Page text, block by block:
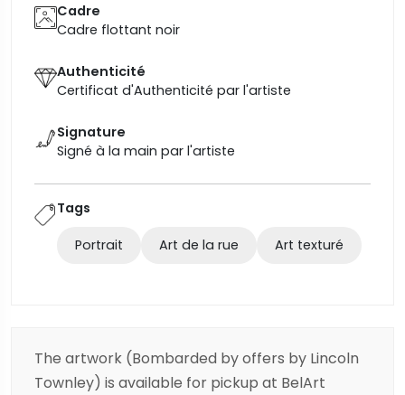
Cadre
Cadre flottant noir
Authenticité
Certificat d'Authenticité par l'artiste
Signature
Signé à la main par l'artiste
Tags
Portrait Art de la rue Art texturé
The artwork (Bombarded by offers by Lincoln
Townley) is available for pickup at BelArt